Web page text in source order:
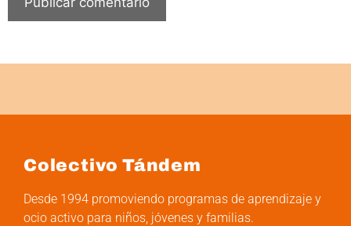
Colectivo Tándem
Desde 1994 promoviendo programas de aprendizaje y
ocio activo para niños, jóvenes y familias.